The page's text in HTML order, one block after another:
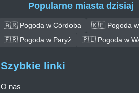
Popularne miasta dzisiaj
🇦🇷 Pogoda w Córdoba 🇰🇪 Pogoda w
🇫🇷 Pogoda w Paryż 🇵🇱 Pogoda w
Szybkie linki
O nas